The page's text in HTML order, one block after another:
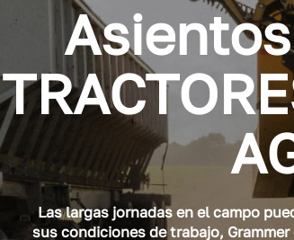
Las largas jornadas en el campo
sus condiciones de trabajo,